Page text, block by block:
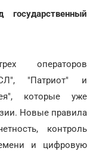
операторов
"Патриот" и
которые уже
Новые правила
контроль
и цифровую